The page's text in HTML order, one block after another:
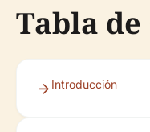
Tabla
Introducción